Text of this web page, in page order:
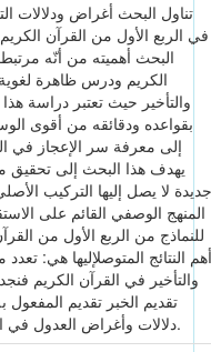
تناول البحث أغراض ودلالات
في الربع الأول من القرآن
البحث أهميته من أنّه
الكريم ودرس ظاهرة
والتأخير حيث تعتبر دراسة هذا
بقواعده ودقائقه من أقوى
إلى معرفة سر الإعجاز في
يهدف هذا البحث إلى تحقيق
جديدة لا يصل إليها التركيب
المنهج الوصفي القائم على
للنماذج من الربع الأول من
أهم النتائج المتوصلإليها هي: تعدد
والتأخير في القرآن الكريم فنجد
تقديم الخبر تقديم المفعول
دلالات وأغراض العدول في القرآن الكريم.